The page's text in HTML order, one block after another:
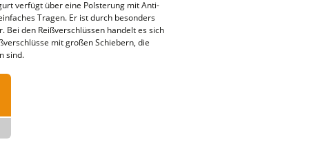
verfügt über eine Polsterung mit Anti-
Tragen. Er ist durch besonders
den Reißverschlüssen handelt es sich
mit großen Schiebern, die
sind.